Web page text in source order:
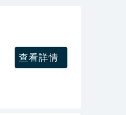
查看詳情